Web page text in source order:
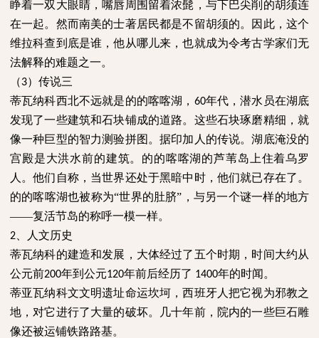
睁着一双大眼睛，嘴唇周围留着浓髭，与下巴尖削的胡须连
在一起。然而南美的士著居民都是不留胡须的。因此，这个
维拉科查到底是谁，他从哪儿来，也就成为令考古学家们无
法解释的难题之一。
（3）传说三
蒂瓦纳科西北不远就是的的喀喀湖， 60年代，潜水员在湖底
发现了一些建筑和石块铺成的道路。这些石块琢磨精细，就
像一种巨型的智力测验拼图。据印加人的传说。湖底淹没的
宫殿是大洪水前的建筑。的的喀喀湖的芦苇岛上住着乌罗
人。他们自称，当世界还处于黑暗中时，他们就已存在了。
的的喀喀湖也被称为“世界的肚脐”，与另一个谜一样的地方
——复活节岛的称呼一模一样。
2 、人文历史
蒂瓦纳科的建造和发展，大体经过了五个时期，时间大约从
公元前200年到公元120年前后经历了 1400年的时闻。
蒂亚瓦纳科文文明遗址命运坎坷，西班牙人把它视为邪教之
地，对它进行了大量的破坏。几十年前，院内的一些巨石雕
像还被运铺铁路路基。